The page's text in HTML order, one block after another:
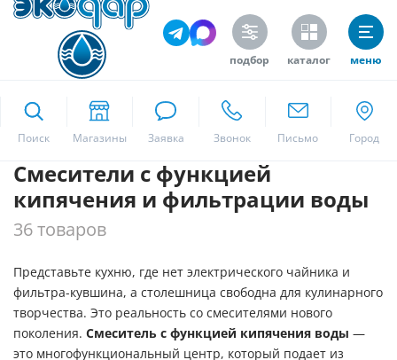
подбор каталог меню
Поиск
Москва
Смесители с функцией
кипячения и фильтрации воды
36 товаров
Представьте кухню, где нет электрического чайника и
фильтра-кувшина, а столешница свободна для кулинарного
творчества. Это реальность со смесителями нового
поколения. Смеситель с функцией кипячения воды —
это многофункциональный центр, который подает из
Цена
Waterlogic
по заказу Экодар
Водородная
Горячая